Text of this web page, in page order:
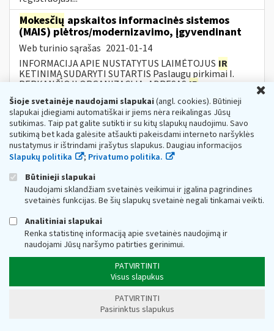
Mokesčių apskaitos informacinės sistemos
(MAIS) plėtros/modernizavimo, įgyvendinant
Web turinio sąrašas 2021-01-14
INFORMACIJA APIE NUSTATYTUS LAIMĖTOJUS IR
KETINIMĄ SUDARYTI SUTARTIS Paslaugų pirkimai I.
PERKANČIOJI ORGANIZACIJA, ADRESAS IR
KONTAKTINIAI...
Metai:2021 Pagrindinis:Viešieji pirkimai
59. Kaip OSS dalyvis turi sumokėti mokėtiną
PVM?
Web turinio sąrašas 2021-06-16
PVM turi būti sumokėtas į specialią Valstybinės
mokesčių inspekcijos prie Lietuvos Respublikos finansų
ministerijos sąskaitą. Mokėjimo pavedime būtina
nurodyti atitinkamai...
Mokesčių įstatymų pakeitimai:
PVM nuo 2021 m. liepos 1 d.
Nuo balandžio – pajamų deklaravimo vedlysir
2023-03-16
inspekcija (VMI) informuoja, kad
atsižvelgus į išaugusį besikreipiančių dėl pajamų
deklaravimo užsieniečių – daugiausiai ukrainiečių...
Šioje svetainėje naudojami slapukai(angl. cookies). Būtinieji
slapukai įdiegiami automatiškai ir jiems nėra reikalingas Jūsų
sutikimas. Taip pat galite sutikti ir su kitų slapukų naudojimu. Savo
sutikimą bet kada galėsite atšaukti pakeisdami interneto naršyklės
nustatymus ir ištrindami įrašytus slapukus. Daugiau informacijos
Slapukų politika
; Privatumo politika.
Būtinieji slapukai
Naudojami sklandžiam svetainės veikimui ir įgalina pagrindines
svetainės funkcijas. Be šių slapukų svetainė negali tinkamai veikti.
Analitiniai slapukai
Renka statistinę informaciją apie svetainės naudojimą ir
naudojami Jūsų naršymo patirties gerinimui.
PATVIRTINTI
Visus slapukus
PATVIRTINTI
Pasirinktus slapukus